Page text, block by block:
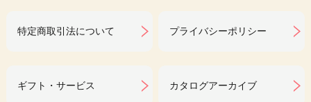
特定商取引法について プライバシーポリシー
ギフト・サービス カタログアーカイブ